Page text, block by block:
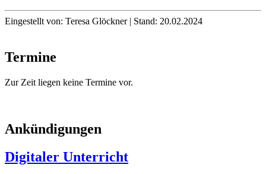
Eingestellt von: Teresa Glöckner| Stand: 20.02.2024
Termine
Zur Zeit liegen keine Termine vor.
Ankündigungen
Digitaler Unterricht